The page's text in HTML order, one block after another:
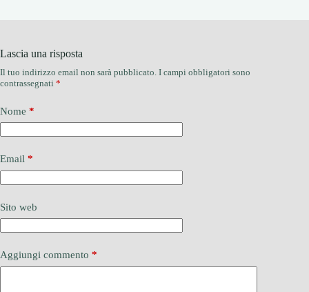
Lascia una risposta
Il tuo indirizzo email non sarà pubblicato. I campi obbligatori sono
contrassegnati *
Nome *
Email *
Sito web
Aggiungi commento *